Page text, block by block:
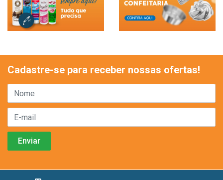
Cadastre-se para receber nossas ofertas!